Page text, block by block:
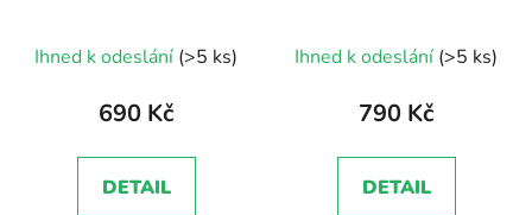
Ihned k odeslání (>5 ks)
690 Kč
DETAIL
hodnocení
produktu
5,0
z
Ihned k odeslání (>5 ks)
790 Kč
DETAIL